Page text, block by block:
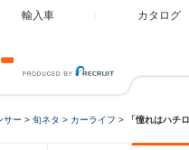
輸入車 カタログ
サー > 旬ネタ > カーライフ > 「憧れはハチ